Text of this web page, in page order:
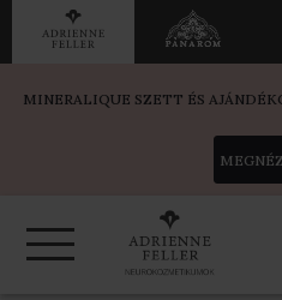
MINERALIQUE SZETT ÉS